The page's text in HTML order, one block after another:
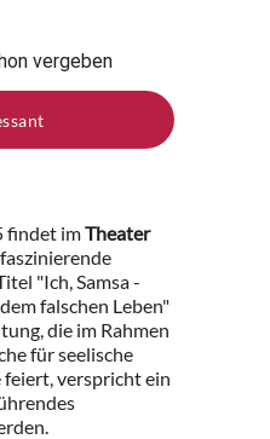
vergeben
findet imTheater
"Ich, Samsa -
falschen Leben"
die im Rahmen
für seelische
verspricht ein